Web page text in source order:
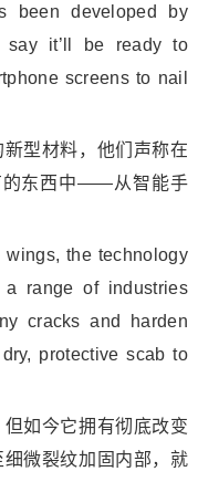
been developed by
say it’ll be ready to
screens to nail
型材料，他们声称在
的东西中——从智能手
the technology
a range of industries
cracks and harden
protective scab to
如今它拥有彻底改变
微裂纹加固内部，就